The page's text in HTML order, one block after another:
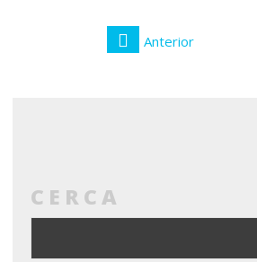
Anterior
CERCA